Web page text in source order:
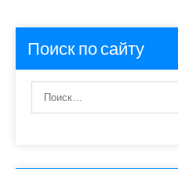
Поиск по сайту